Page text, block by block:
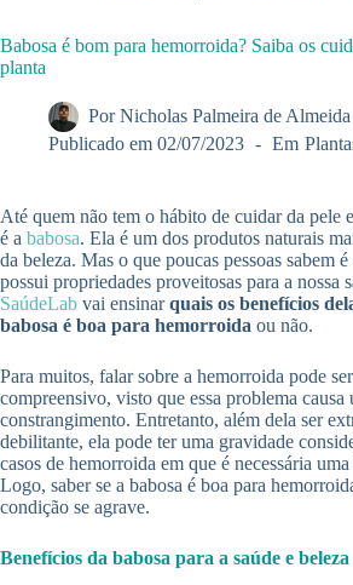
Babosa é bom para hemorroida? Saiba os
planta
Por Nicholas Palmeira de Almeida
Publicado em 02/07/2023 Em
Até quem não tem o hábito de cuidar da pele
é a babosa. Ela é um dos produtos naturais
da beleza. Mas o que poucas pessoas sabem
possui propriedades proveitosas para a nossa
SaúdeLab vai ensinarquais os benefícios
babosa é boa para hemorroida ou não.
Para muitos, falar sobre a hemorroida pode
compreensivo, visto que essa problema causa
constrangimento. Entretanto, além dela ser
debilitante, ela pode ter uma gravidade
casos de hemorroida em que é necessária
Logo, saber se a babosa é boa para
condição se agrave.
Benefícios da babosa para a saúde e beleza